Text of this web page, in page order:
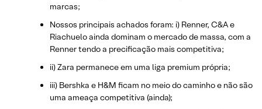
marcas;
Nossos principais achados foram: i) Renner, C&A e
Riachuelo ainda dominam o mercado de massa, com a
Renner tendo a precificação mais competitiva;
ii) Zara permanece em uma liga premium própria;
iii) Bershka e H&M ficam no meio do caminho e não são
uma ameaça competitiva (ainda);